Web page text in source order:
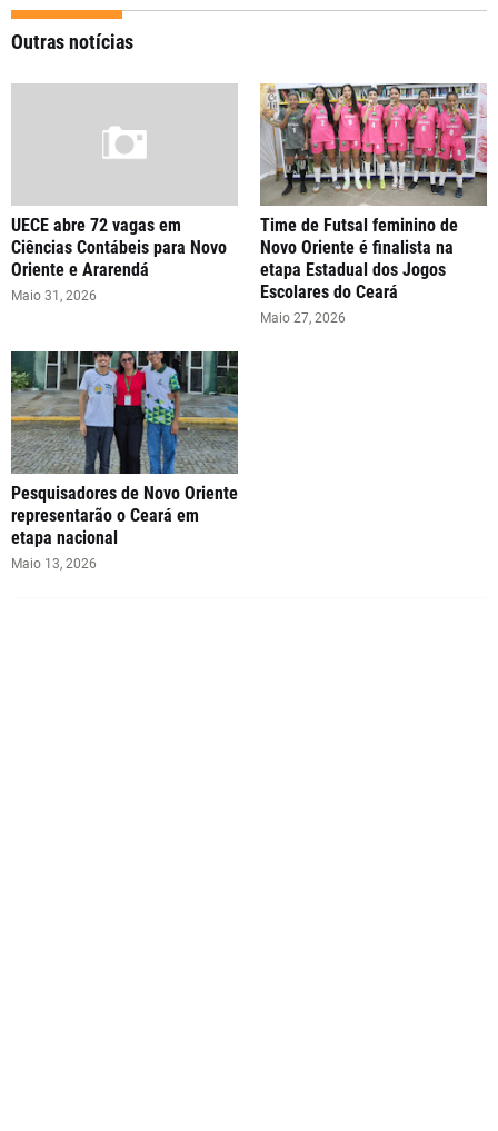
Outras notícias
UECE abre 72 vagas em
Ciências Contábeis para Novo
Oriente e Ararendá
Maio 31, 2026
Time de Futsal feminino de
Novo Oriente é finalista na
etapa Estadual dos Jogos
Escolares do Ceará
Maio 27, 2026
Pesquisadores de Novo Oriente
representarão o Ceará em
etapa nacional
Maio 13, 2026